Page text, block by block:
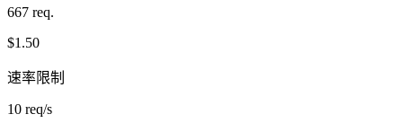
667 req.
$1.50
速率限制
10 req/s